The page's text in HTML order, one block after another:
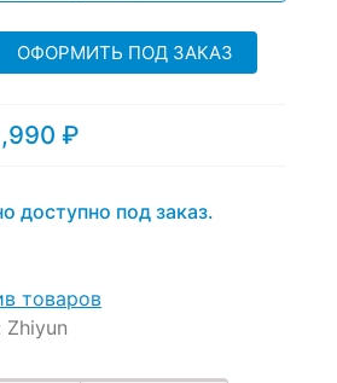
ОФОРМИТЬ ПОД ЗАКАЗ
₽
доступно под заказ.
товаров
Zhiyun